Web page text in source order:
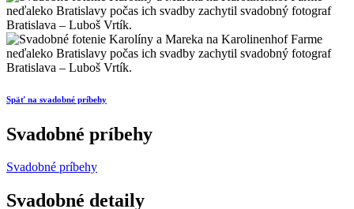
Späť na svadobné príbehy
Svadobné príbehy
Svadobné príbehy
Svadobné detaily